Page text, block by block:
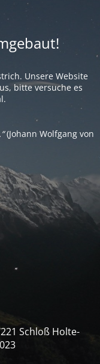
Unsere Website
bitte versuche es
(Johann Wolfgang von
Schloß Holte-